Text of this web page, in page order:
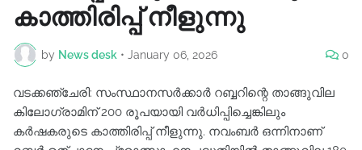
കാത്തിരിപ്പ് നീളുന്നു
by News desk • January 06, 2026 0
വടക്കഞ്ചേരി: സംസ്ഥാനസർക്കാർ റബ്ബറിന്റെ താങ്ങുവില
കിലോഗ്രാമിന് 200 രൂപയായി വർധിപ്പിച്ചെങ്കിലും
കർഷകരുടെ കാത്തിരിപ്പ് നീളുന്നു. നവംബർ ഒന്നിനാണ്